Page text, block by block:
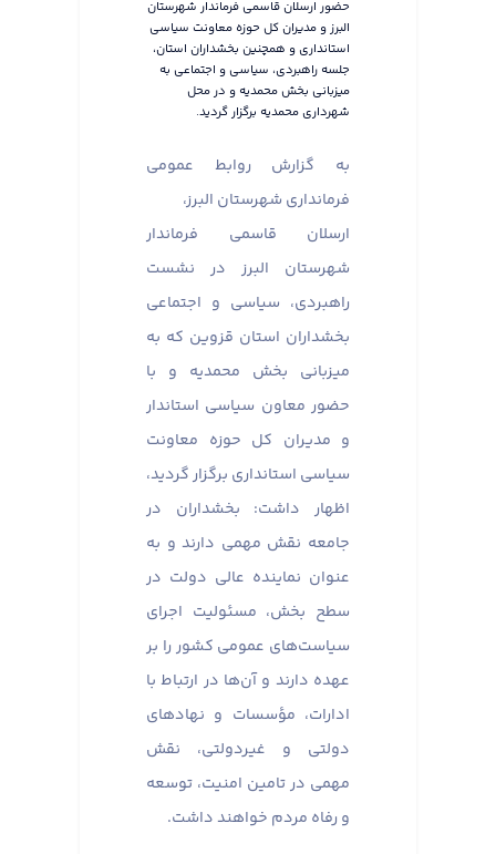
حضور ارسلان قاسمی فرماندار شهرستان
البرز و مدیران کل حوزه معاونت سیاسی
استانداری و همچنین بخشداران استان،
جلسه راهبردی، سیاسی و اجتماعی به
میزبانی بخش محمدیه و در محل
شهرداری محمدیه برگزار گردید.
به گزارش روابط عمومی
فرمانداری شهرستان البرز،
ارسلان قاسمی فرماندار
شهرستان البرز در نشست
راهبردی، سیاسی و اجتماعی
بخشداران استان قزوین که به
میزبانی بخش محمدیه و با
حضور معاون سیاسی استاندار
و مدیران کل حوزه معاونت
سیاسی استانداری برگزار گردید،
اظهار داشت: بخشداران در
جامعه نقش مهمی دارند و به
عنوان نماینده عالی دولت در
سطح بخش، مسئولیت اجرای
سیاست‌های عمومی کشور را بر
عهده دارند و آن‌ها در ارتباط با
ادارات، مؤسسات و نهادهای
دولتی و غیردولتی، نقش
مهمی در تامین امنیت، توسعه
و رفاه مردم خواهند داشت.